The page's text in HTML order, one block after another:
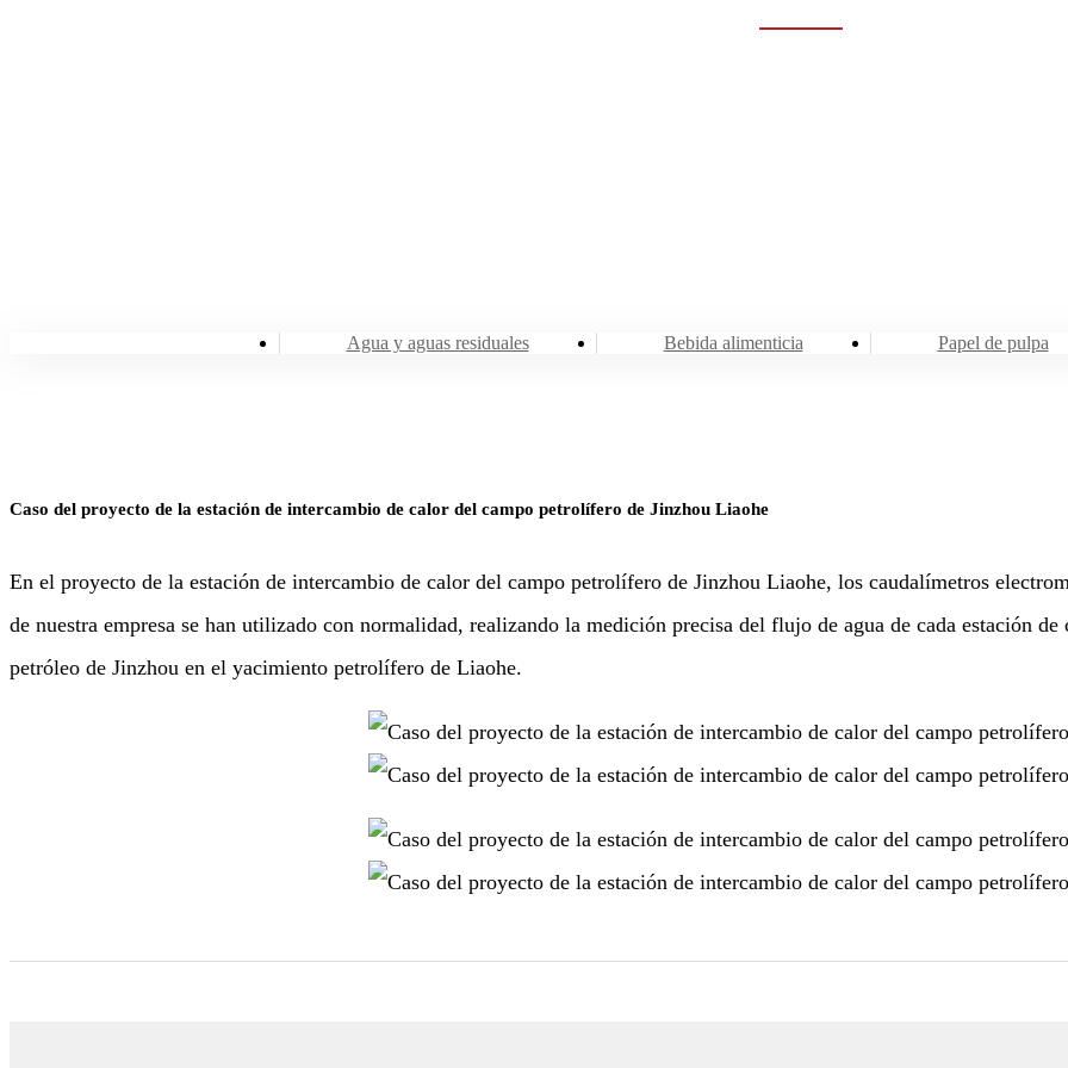
Agua y aguas residuales Bebida alimenticia Papel de pulpa
Caso del proyecto de la estación de intercambio de calor del campo petrolífero de Jinzhou Liaohe
En el proyecto de la estación de intercambio de calor del campo petrolífero de Jinzhou Liaohe, los caudalímetros
de nuestra empresa se han utilizado con normalidad, realizando la medición precisa del flujo de agua de cada estación
petróleo de Jinzhou en el yacimiento petrolífero de Liaohe.